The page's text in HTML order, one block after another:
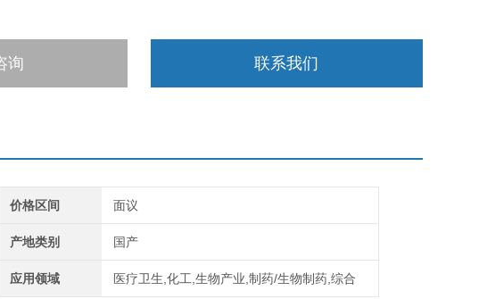
询 联系我们
价格区间 面议
产地类别 国产
应用领域 医疗卫生,化工,生物产业,制药/生物制药,综合